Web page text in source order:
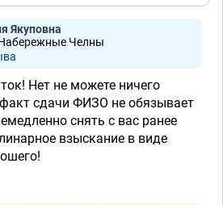
Якуповна
Челны
Нет не можете ничего
факт сдачи ФИЗО не обязывает
снять с вас ранее
взыскание в виде